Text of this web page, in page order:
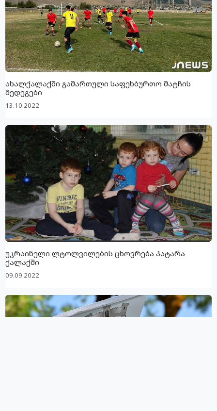
ახალქალაქში გამართული საფეხბურთო მატჩის
შედეგები
13.10.2022
უკრაინელი ლტოლვილების ცხოვრება პატარა
ქალაქში
09.09.2022